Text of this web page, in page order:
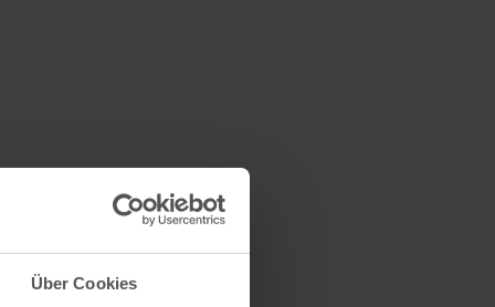
Über Cookies